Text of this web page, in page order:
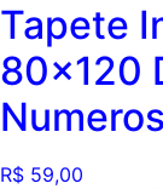
Tapete
80×120
Numeros
R$ 59,00